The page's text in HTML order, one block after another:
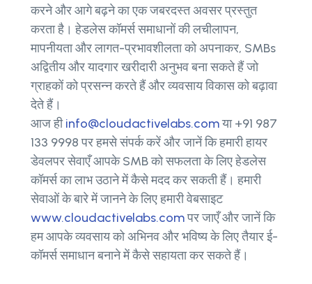
करने और आगे बढ़ने का एक जबरदस्त अवसर प्रस्तुत
करता है। हेडलेस कॉमर्स समाधानों की लचीलापन,
मापनीयता और लागत-प्रभावशीलता को अपनाकर, SMBs
अद्वितीय और यादगार खरीदारी अनुभव बना सकते हैं जो
ग्राहकों को प्रसन्न करते हैं और व्यवसाय विकास को बढ़ावा
देते हैं।
आज हीinfo@cloudactivelabs.comया +91 987
133 9998 पर हमसे संपर्क करें और जानें कि हमारी हायर
डेवलपर सेवाएँ आपके SMB को सफलता के लिए हेडलेस
कॉमर्स का लाभ उठाने में कैसे मदद कर सकती हैं। हमारी
सेवाओं के बारे में जानने के लिए हमारी वेबसाइट
www.cloudactivelabs.comपर जाएँ और जानें कि
हम आपके व्यवसाय को अभिनव और भविष्य के लिए तैयार ई-
कॉमर्स समाधान बनाने में कैसे सहायता कर सकते हैं।